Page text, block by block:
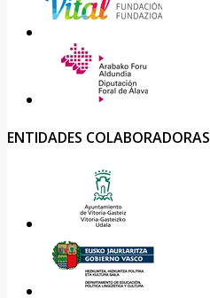
ENTIDADES COLABORADORAS